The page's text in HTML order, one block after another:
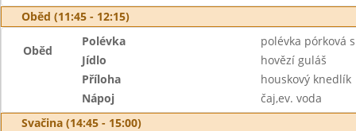
Oběd (11:45 - 12:15)
Oběd
Polévka
polévka pórková
Jídlo
hovězí guláš
Příloha
houskový knedlík
Nápoj
čaj,ev. voda
Svačina (14:45 - 15:00)